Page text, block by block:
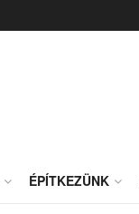
ÉPÍTKEZÜNK